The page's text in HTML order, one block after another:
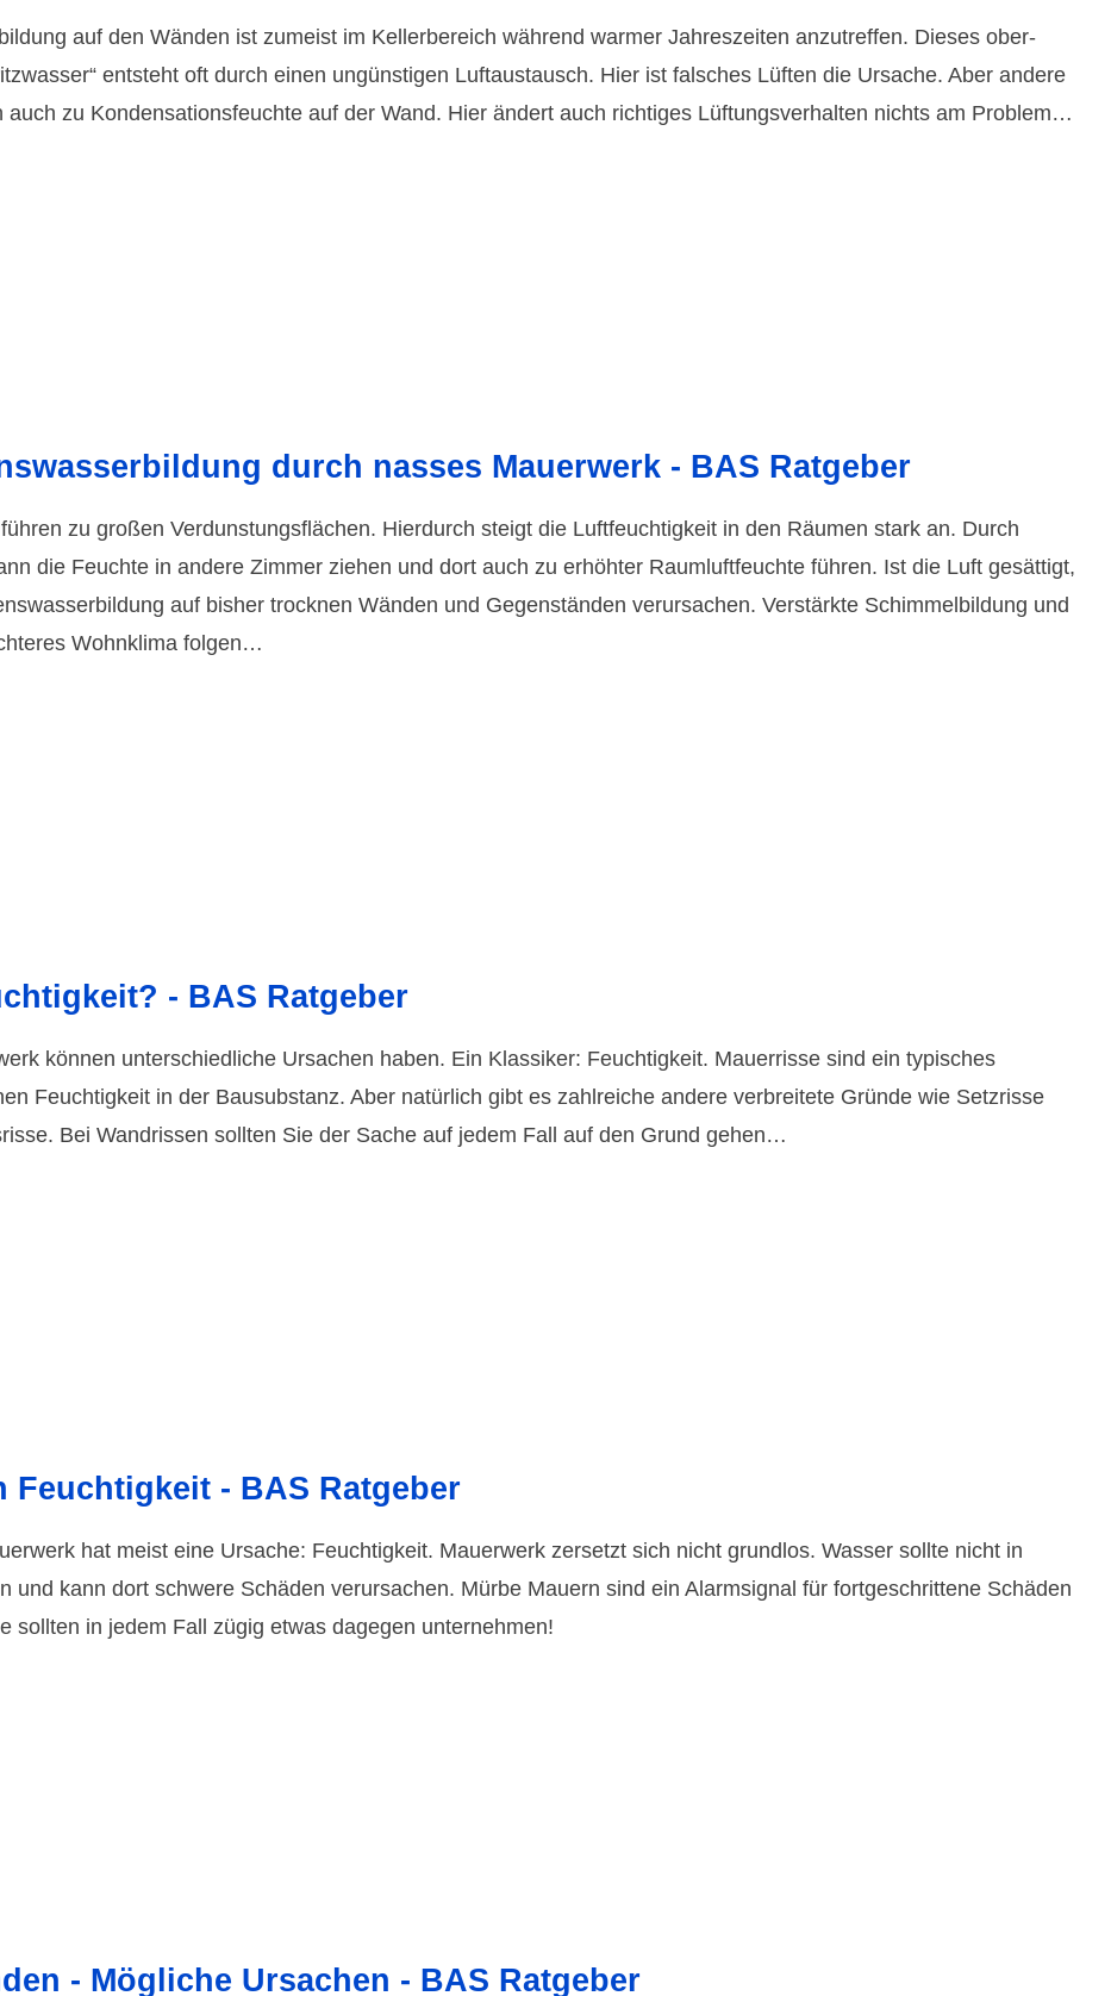
auf den Wänden ist zumeist im Keller­bereich während warmer Jahres­zeiten anzu­treffen. Dieses ober­
ent­steht oft durch einen ungüns­tigen Luft­aus­tausch. Hier ist falsches Lüften die Ursache. Aber andere
auch zu Konden­sations­feuchte auf der Wand. Hier ändert auch richtiges Lüftungsverhalten nichts am Problem…
durch nasses Mauerwerk - BAS Ratgeber
zu großen Verduns­tungs­flächen. Hierdurch steigt die Luft­feuch­tigkeit in den Räumen stark an. Durch
die Feuchte in andere Zimmer ziehen und dort auch zu erhöhter Raum­luft­feuchte führen. Ist die Luft gesättigt,
auf bisher trocknen Wänden und Gegen­ständen verursachen. Verstärkte Schimmel­bildung und
Wohn­klima folgen…
- BAS Ratgeber
können unterschiedliche Ursachen haben. Ein Klassiker: Feuchtigkeit. Mauerrisse sind ein typisches
Feuchtigkeit in der Bausubstanz. Aber natürlich gibt es zahlreiche andere verbreitete Gründe wie Setzrisse
Bei Wandrissen sollten Sie der Sache auf jedem Fall auf den Grund gehen…
- BAS Ratgeber
hat meist eine Ursache: Feuchtigkeit. Mauerwerk zersetzt sich nicht grundlos. Wasser sollte nicht in
und kann dort schwere Schäden verursachen. Mürbe Mauern sind ein Alarmsignal für fortgeschrittene Schäden
sollten in jedem Fall zügig etwas dagegen unternehmen!
- Mögliche Ursachen - BAS Ratgeber